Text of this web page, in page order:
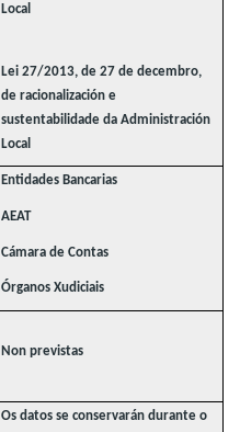
Local
Lei 27/2013, de 27 de decembro,
de racionalización e
sustentabilidade da Administración
Local
Entidades Bancarias
AEAT
Cámara de Contas
Órganos Xudiciais
Non previstas
Os datos se conservarán durante o